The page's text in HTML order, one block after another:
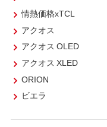
情熱価格xTCL
アクオス
アクオス OLED
アクオス XLED
ORION
ビエラ